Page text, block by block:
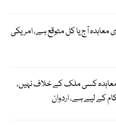
معاہدہ آج یا کل متوقع ہے، امریکی
کسی ملک کے خلاف نہیں،
کے لیے ہے، اردوان